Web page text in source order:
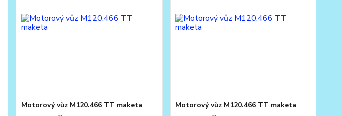
Motorový vůz M120.466 TT maketa Motorový vůz M120.466 TT maketa